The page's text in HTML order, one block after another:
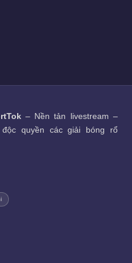
– Nền tản livestream –
quyền các giải bóng rổ